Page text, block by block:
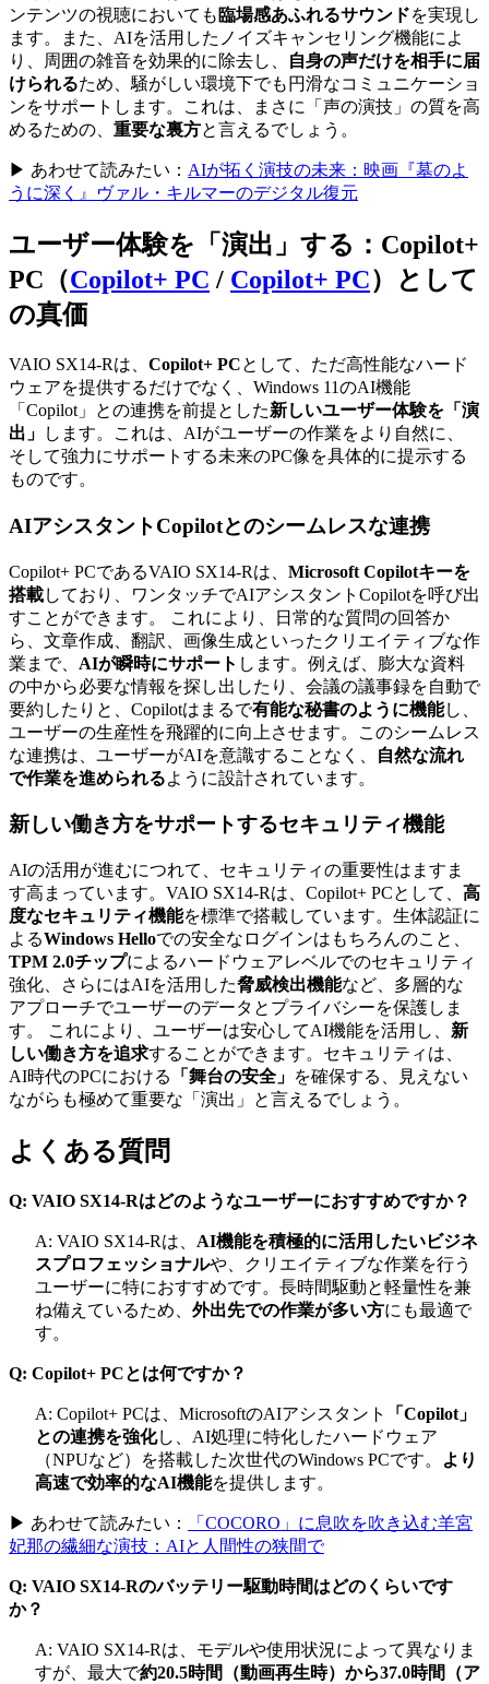
ンテンツの視聴においても 臨場感あふれるサウンドを実現し
ます。また、AIを活用したノイズキャンセリング機能によ
り、周囲の雑音を効果的に除去し、
自身の声だけを相手に届
けられるため、騒がしい環境下でも円滑なコミュニケーショ
ンをサポートします。これは、まさに「声の演技」の質を高
めるための、 重要な裏方と言えるでしょう。
▶ あわせて読みたい： AIが拓く演技の未来：映画『墓のよ
うに深く』ヴァル・キルマーのデジタル復元
ユーザー体験を「演出」する： Copilot+
PC（Copilot+ PC / Copilot+ PC）
として
の真価
VAIO SX14-Rは、 Copilot+ PCとして、ただ高性能なハード
ウェアを提供するだけでなく、Windows 11のAI機能
「Copilot」との連携を前提とした新しいユーザー体験を「演
出」
します。これは、AIがユーザーの作業をより自然に、
そして強力にサポートする未来のPC像を具体的に提示する
ものです。
AIアシスタントCopilotとのシームレスな連携
Copilot+ PCであるVAIO SX14-Rは、 Microsoft Copilotキーを
搭載しており、ワンタッチでAIアシスタントCopilotを呼び出
すことができます。 これにより、日常的な質問の回答か
ら、文章作成、翻訳、画像生成といったクリエイティブな作
業まで、 AIが瞬時にサポート します。例えば、膨大な資料
の中から必要な情報を探し出したり、会議の議事録を自動で
要約したりと、Copilotはまるで有能な秘書のように機能し、
ユーザーの生産性を飛躍的に向上させます。このシームレス
な連携は、ユーザーがAIを意識することなく、
自然な流れ
で作業を進められるように設計されています。
新しい働き方をサポートするセキュリティ機能
AIの活用が進むにつれて、セキュリティの重要性はますま
す高まっています。VAIO SX14-Rは、Copilot+ PCとして、 高
度なセキュリティ機能を標準で搭載しています。生体認証に
よるWindows Helloでの安全なログインはもちろんのこと、
TPM 2.0チップによるハードウェアレベルでのセキュリティ
強化、さらにはAIを活用した脅威検出機能など、多層的な
アプローチでユーザーのデータとプライバシーを保護しま
す。 これにより、ユーザーは安心してAI機能を活用し、 新
しい働き方を追求することができます。セキュリティは、
AI時代のPCにおける
「舞台の安全」 を確保する、見えない
ながらも極めて重要な「演出」と言えるでしょう。
よくある質問
Q: VAIO SX14-Rはどのようなユーザーにおすすめですか？
A: VAIO SX14-Rは、 AI機能を積極的に活用したいビジネ
スプロフェッショナルや、クリエイティブな作業を行う
ユーザーに特におすすめです。長時間駆動と軽量性を兼
ね備えているため、 外出先での作業が多い方にも最適で
す。
Q: Copilot+ PCとは何ですか？
A: Copilot+ PCは、MicrosoftのAIアシスタント
「Copilot」
との連携を強化し、AI処理に特化したハードウェア
（NPUなど）を搭載した次世代のWindows PCです。
より
高速で効率的なAI機能を提供します。
▶ あわせて読みたい：
「COCORO」に息吹を吹き込む羊宮
妃那の繊細な演技：AIと人間性の狭間で
Q: VAIO SX14-Rのバッテリー駆動時間はどのくらいです
か？
A: VAIO SX14-Rは、モデルや使用状況によって異なりま
すが、最大で約20.5時間（動画再生時）から37.0時間（ア